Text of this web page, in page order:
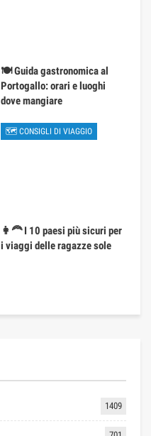
🍽️ Guida gastronomica al
Portogallo: orari e luoghi
dove mangiare
🗺 CONSIGLI DI VIAGGIO
👩‍🦰 I 10 paesi più sicuri per
i viaggi delle ragazze sole
1409